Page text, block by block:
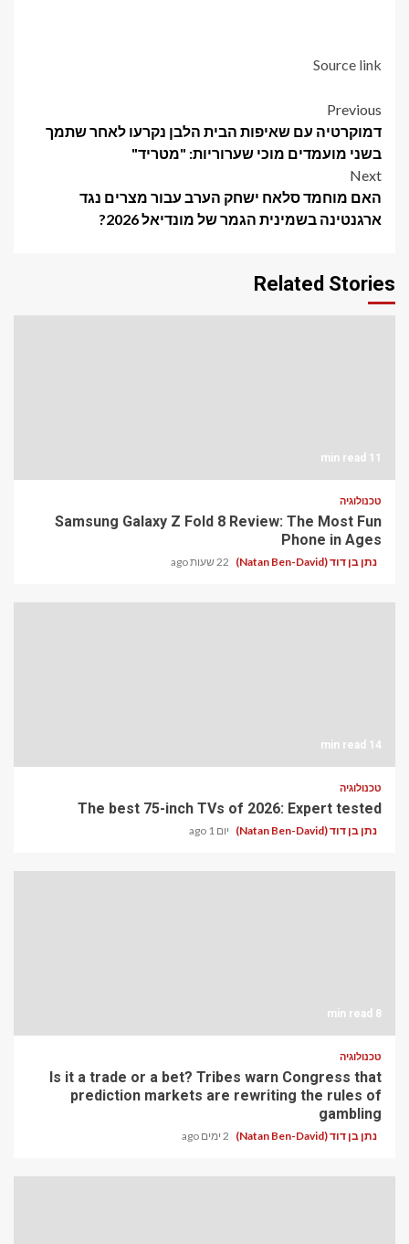
Source link
Post
navigation
Previous
דמוקרטיה עם שאיפות הבית הלבן נקרעו לאחר שתמך
בשני מועמדים מוכי שערוריות: "מטריד"
Next
האם מוחמד סלאח ישחק הערב עבור מצרים נגד
ארגנטינה בשמינית הגמר של מונדיאל 2026?
Related Stories
11 min read
טכנולוגיה
Samsung Galaxy Z Fold 8 Review: The Most Fun
Phone in Ages
נתן בן דוד (Natan Ben-David) 22 שעות ago
14 min read
טכנולוגיה
The best 75-inch TVs of 2026: Expert tested
נתן בן דוד (Natan Ben-David) יום 1 ago
8 min read
טכנולוגיה
Is it a trade or a bet? Tribes warn Congress that
prediction markets are rewriting the rules of
gambling
נתן בן דוד (Natan Ben-David) 2 ימים ago